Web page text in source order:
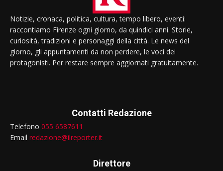
Notizie, cronaca, politica, cultura, tempo libero, eventi:
raccontiamo Firenze ogni giorno, da quindici anni. Storie,
curiosità, tradizioni e personaggi della città. Le news del
giorno, gli appuntamenti da non perdere, le voci dei
protagonisti. Per restare sempre aggiornati gratuitamente.
Contatti Redazione
Telefono 055 6587611
Email redazione@ilreporter.it
Direttore